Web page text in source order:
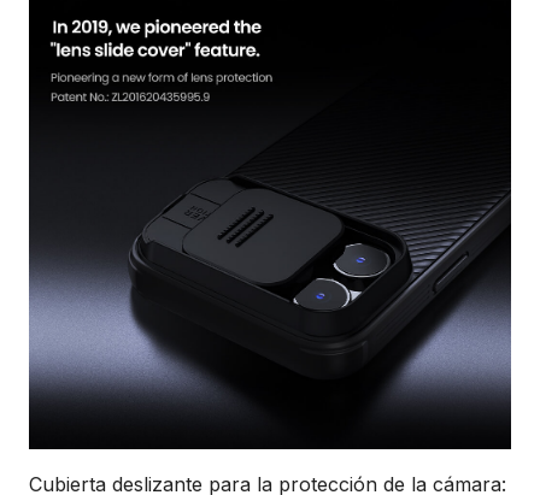
Cubierta deslizante para la protección de la cámara: